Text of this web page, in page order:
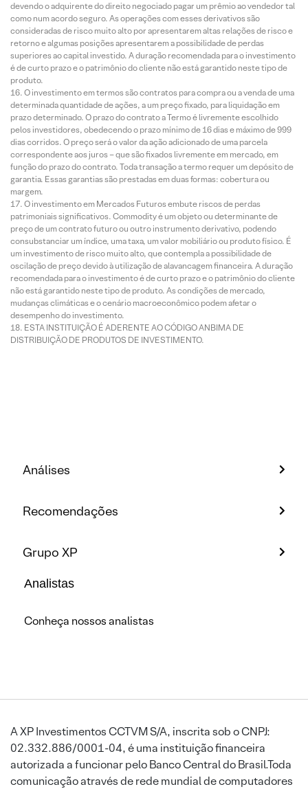
devendo o adquirente do direito negociado pagar um prêmio ao vendedor tal
como num acordo seguro. As operações com esses derivativos são
consideradas de risco muito alto por apresentarem altas relações de risco e
retorno e algumas posições apresentarem a possibilidade de perdas
superiores ao capital investido. A duração recomendada para o investimento
é de curto prazo e o patrimônio do cliente não está garantido neste tipo de
produto.
O investimento em termos são contratos para compra ou a venda de uma
determinada quantidade de ações, a um preço fixado, para liquidação em
prazo determinado. O prazo do contrato a Termo é livremente escolhido
pelos investidores, obedecendo o prazo mínimo de 16 dias e máximo de 999
dias corridos. O preço será o valor da ação adicionado de uma parcela
correspondente aos juros – que são fixados livremente em mercado, em
função do prazo do contrato. Toda transação a termo requer um depósito de
garantia. Essas garantias são prestadas em duas formas: cobertura ou
margem.
O investimento em Mercados Futuros embute riscos de perdas
patrimoniais significativos. Commodity é um objeto ou determinante de
preço de um contrato futuro ou outro instrumento derivativo, podendo
consubstanciar um índice, uma taxa, um valor mobiliário ou produto físico. É
um investimento de risco muito alto, que contempla a possibilidade de
oscilação de preço devido à utilização de alavancagem financeira. A duração
recomendada para o investimento é de curto prazo e o patrimônio do cliente
não está garantido neste tipo de produto. As condições de mercado,
mudanças climáticas e o cenário macroeconômico podem afetar o
desempenho do investimento.
ESTA INSTITUIÇÃO É ADERENTE AO CÓDIGO ANBIMA DE
DISTRIBUIÇÃO DE PRODUTOS DE INVESTIMENTO.
Análises
Recomendações
Grupo XP
Analistas
Conheça nossos analistas
A XP Investimentos CCTVM S/A, inscrita sob o CNPJ:
02.332.886/0001-04, é uma instituição financeira
autorizada a funcionar pelo Banco Central do Brasil.Toda
comunicação através de rede mundial de computadores